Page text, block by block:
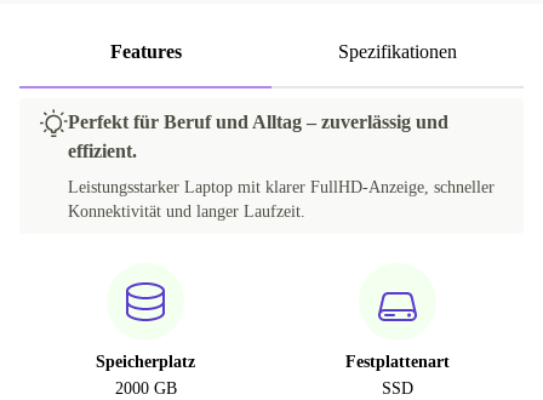
Features Spezifikationen
Perfekt für Beruf und Alltag – zuverlässig und
effizient.
Leistungsstarker Laptop mit klarer FullHD-Anzeige, schneller
Konnektivität und langer Laufzeit.
Speicherplatz
2000 GB
Festplattenart
SSD